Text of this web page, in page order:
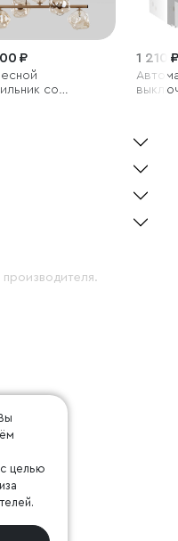
₽
со
1 210 ₽
с целью